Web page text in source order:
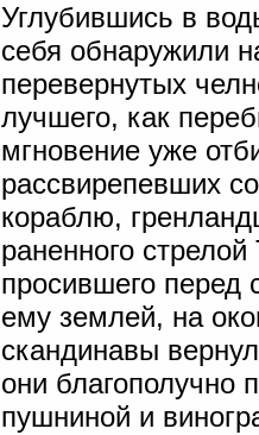
Углубившись в
себя обнаружили
перевернутых
лучшего, как
мгновение уже
рассвирепевших
кораблю,
раненного
просившего перед
ему землей, на
скандинавы
они благополучно
пушниной и